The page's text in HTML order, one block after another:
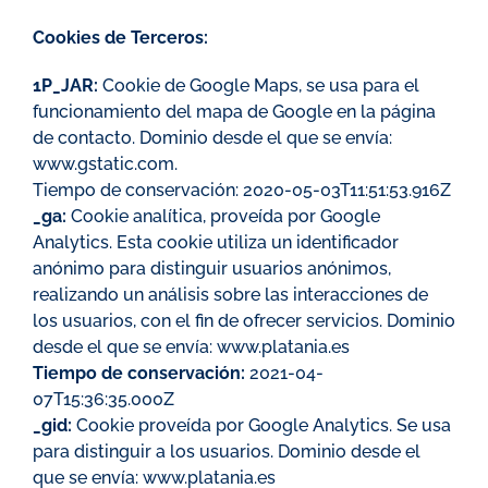
Cookies de Terceros:
1P_JAR: Cookie de Google Maps, se usa para el
funcionamiento del mapa de Google en la página
de contacto. Dominio desde el que se envía:
www.gstatic.com.
Tiempo de conservación: 2020-05-03T11:51:53.916Z
_ga: Cookie analítica, proveída por Google
Analytics. Esta cookie utiliza un identificador
anónimo para distinguir usuarios anónimos,
realizando un análisis sobre las interacciones de
los usuarios, con el fin de ofrecer servicios. Dominio
desde el que se envía: www.platania.es
Tiempo de conservación: 2021-04-
07T15:36:35.000Z
_gid: Cookie proveída por Google Analytics. Se usa
para distinguir a los usuarios. Dominio desde el
que se envía: www.platania.es